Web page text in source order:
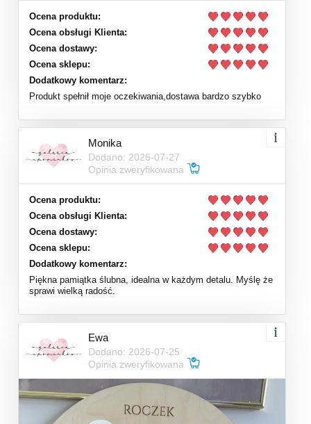
Ocena produktu:
Ocena obsługi Klienta:
Ocena dostawy:
Ocena sklepu:
Dodatkowy komentarz:
Produkt spełnił moje oczekiwania,dostawa bardzo szybko
Monika
Dodano: 2026-07-27
Opinia zweryfikowana
Ocena produktu:
Ocena obsługi Klienta:
Ocena dostawy:
Ocena sklepu:
Dodatkowy komentarz:
Piękna pamiątka ślubna, idealna w każdym detalu. Myślę że
sprawi wielką radość.
Ewa
Dodano: 2026-07-25
Opinia zweryfikowana